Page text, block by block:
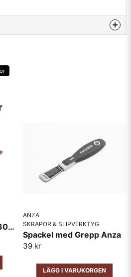
Slipremsa Anza 80X230MM 5 Pack
ANZA
SKRAPOR & SLIPVERKTYG
Spackel med Grepp Anza
39 kr
LÄGG I VARUKORGEN
produkten...